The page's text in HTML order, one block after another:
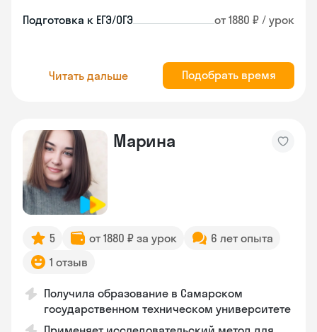
Подготовка к ЕГЭ/ОГЭ от 1880 ₽ / урок
Читать дальше Подобрать время
Марина
5 от 1880 ₽ за урок
6 лет опыта
1 отзыв
Получила образование в Самарском
государственном техническом университете